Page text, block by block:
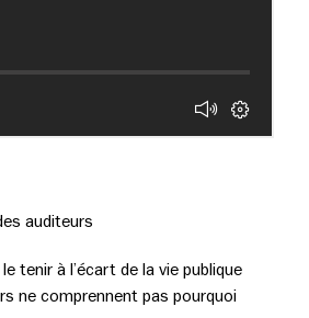
auditeurs
tenir à l’écart de la vie publique
ne comprennent pas pourquoi